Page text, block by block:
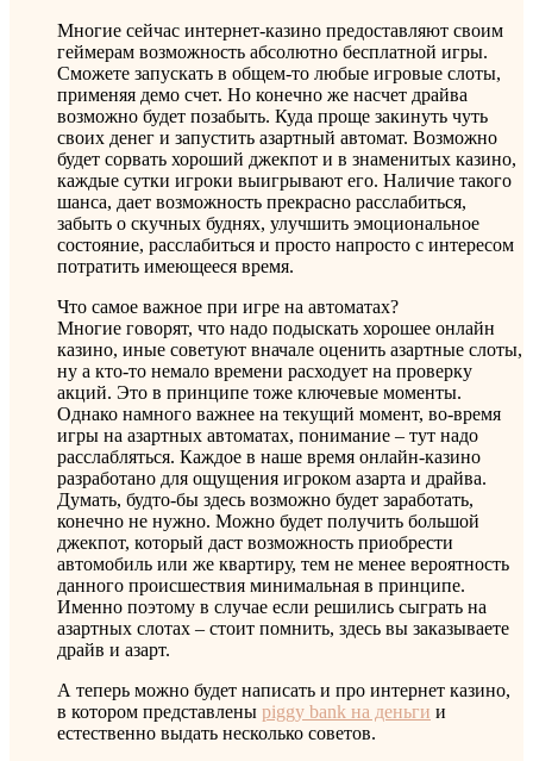
Многие сейчас интернет-казино предоставляют своим
геймерам возможность абсолютно бесплатной игры.
Сможете запускать в общем-то любые игровые слоты,
применяя демо счет. Но конечно же насчет драйва
возможно будет позабыть. Куда проще закинуть чуть
своих денег и запустить азартный автомат. Возможно
будет сорвать хороший джекпот и в знаменитых казино,
каждые сутки игроки выигрывают его. Наличие такого
шанса, дает возможность прекрасно расслабиться,
забыть о скучных буднях, улучшить эмоциональное
состояние, расслабиться и просто напросто с интересом
потратить имеющееся время.
Что самое важное при игре на автоматах?
Многие говорят, что надо подыскать хорошее онлайн
казино, иные советуют вначале оценить азартные слоты,
ну а кто-то немало времени расходует на проверку
акций. Это в принципе тоже ключевые моменты.
Однако намного важнее на текущий момент, во-время
игры на азартных автоматах, понимание – тут надо
расслабляться. Каждое в наше время онлайн-казино
разработано для ощущения игроком азарта и драйва.
Думать, будто-бы здесь возможно будет заработать,
конечно не нужно. Можно будет получить большой
джекпот, который даст возможность приобрести
автомобиль или же квартиру, тем не менее вероятность
данного происшествия минимальная в принципе.
Именно поэтому в случае если решились сыграть на
азартных слотах – стоит помнить, здесь вы заказываете
драйв и азарт.
А теперь можно будет написать и про интернет казино,
в котором представлены piggy bank на деньги и
естественно выдать несколько советов.